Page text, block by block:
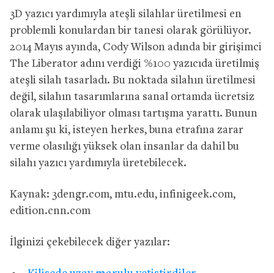
3D yazıcı yardımıyla ateşli silahlar üretilmesi en
problemli konulardan bir tanesi olarak görülüyor.
2014 Mayıs ayında, Cody Wilson adında bir girişimci
The Liberator adını verdiği %100 yazıcıda üretilmiş
ateşli silah tasarladı. Bu noktada silahın üretilmesi
değil, silahın tasarımlarına sanal ortamda ücretsiz
olarak ulaşılabiliyor olması tartışma yarattı. Bunun
anlamı şu ki, isteyen herkes, buna etrafına zarar
verme olasılığı yüksek olan insanlar da dahil bu
silahı yazıcı yardımıyla üretebilecek.
Kaynak: 3dengr.com, mtu.edu, infinigeek.com,
edition.cnn.com
İlginizi çekebilecek diğer yazılar: